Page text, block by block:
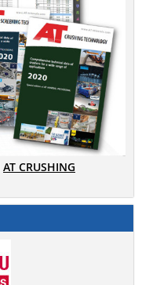
AT CRUSHING